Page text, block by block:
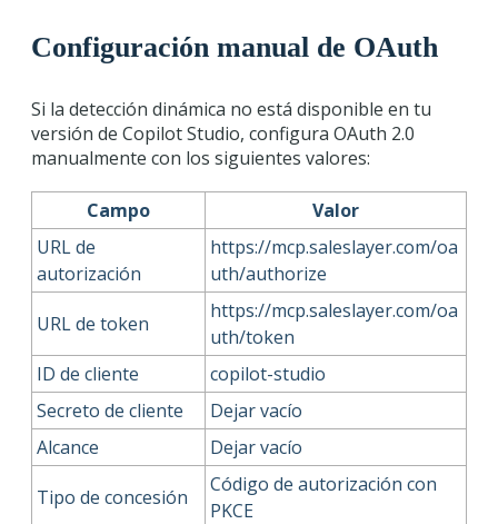
Configuración manual de OAuth
Si la detección dinámica no está disponible en tu
versión de Copilot Studio, configura OAuth 2.0
manualmente con los siguientes valores:
Campo
Valor
URL de
autorización
https://mcp.saleslayer.com/oa
uth/authorize
URL de token
https://mcp.saleslayer.com/oa
uth/token
ID de cliente
copilot-studio
Secreto de cliente
Dejar vacío
Alcance
Dejar vacío
Tipo de concesión
Código de autorización con
PKCE